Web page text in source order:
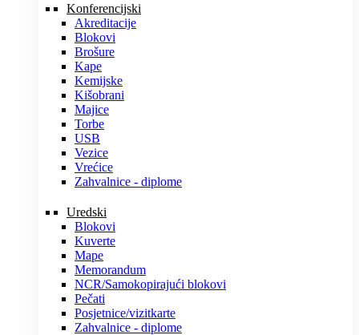
Konferencijski
Akreditacije
Blokovi
Brošure
Kape
Kemijske
Kišobrani
Majice
Torbe
USB
Vezice
Vrećice
Zahvalnice - diplome
Uredski
Blokovi
Kuverte
Mape
Memorandum
NCR/Samokopirajući blokovi
Pečati
Posjetnice/vizitkarte
Zahvalnice - diplome